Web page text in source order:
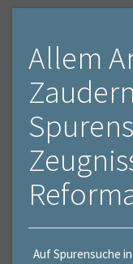
Allem
Auf Spurensuche